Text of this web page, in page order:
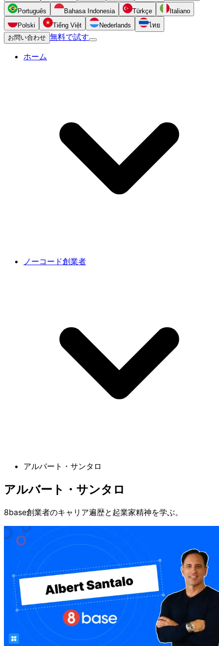
Português Bahasa Indonesia Türkçe
Italiano
Polski
Tiếng Việt Nederlands
ไทย
お問い合わせ 無料で試す
ホーム
ノーコード創業者
アルバート・サンタロ
アルバート・サンタロ
8base創業者のキャリア遍歴と起業家精神を学ぶ。